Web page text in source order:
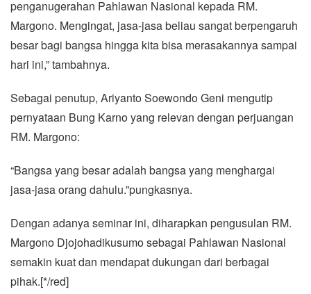
penganugerahan Pahlawan Nasional kepada RM.
Margono. Mengingat, jasa-jasa beliau sangat berpengaruh
besar bagi bangsa hingga kita bisa merasakannya sampai
hari ini,” tambahnya.
Sebagai penutup, Ariyanto Soewondo Geni mengutip
pernyataan Bung Karno yang relevan dengan perjuangan
RM. Margono:
“Bangsa yang besar adalah bangsa yang menghargai
jasa-jasa orang dahulu.”pungkasnya.
Dengan adanya seminar ini, diharapkan pengusulan RM.
Margono Djojohadikusumo sebagai Pahlawan Nasional
semakin kuat dan mendapat dukungan dari berbagai
pihak.[*/red]